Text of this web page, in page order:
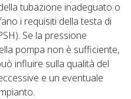
tubazione inadeguato o
i requisiti della testa di
Se la pressione
pompa non è sufficiente,
influire sulla qualità del
e un eventuale